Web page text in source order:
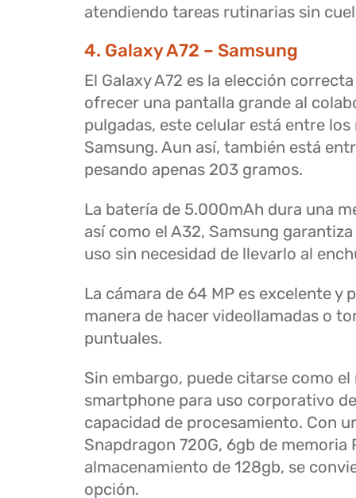
atendiendo tareas rutinarias sin
4. Galaxy A72 – Samsung
El Galaxy A72 es la elección
ofrecer una pantalla grande al
pulgadas, este celular está entre los
Samsung. Aun así, también está
pesando apenas 203 gramos.
La batería de 5.000mAh dura una
así como el A32, Samsung
uso sin necesidad de llevarlo al
La cámara de 64 MP es excelente y
manera de hacer videollamadas o
puntuales.
Sin embargo, puede citarse como el
smartphone para uso corporativo
capacidad de procesamiento. Con
Snapdragon 720G, 6gb de memoria
almacenamiento de 128gb, se
opción.